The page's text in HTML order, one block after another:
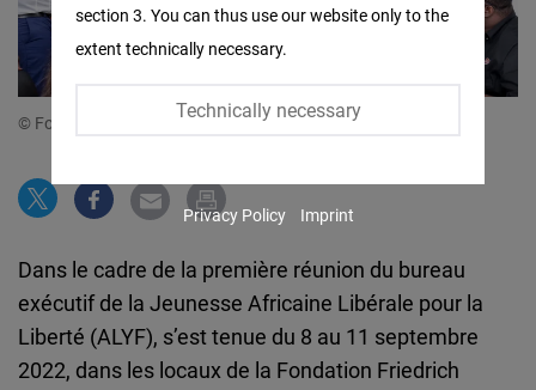
© Fondation Friedrich Naumann
Dans le cadre de la première réunion du bureau
exécutif de la Jeunesse Africaine Libérale pour la
Liberté (ALYF), s’est tenue du 8 au 11 septembre
2022, dans les locaux de la Fondation Friedrich
section 3. You can thus use our website only to the
extent technically necessary.
Technically necessary
Twitter
Embed
Youtube
Embed
Google
Maps
Privacy Policy Imprint